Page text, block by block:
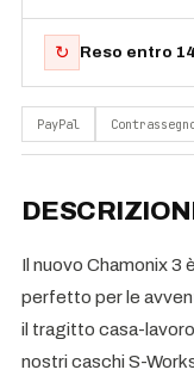
↻ Reso entro
PayPal
Il nuovo Chamonix 3
perfetto per le
il tragitto casa-
nostri caschi S-